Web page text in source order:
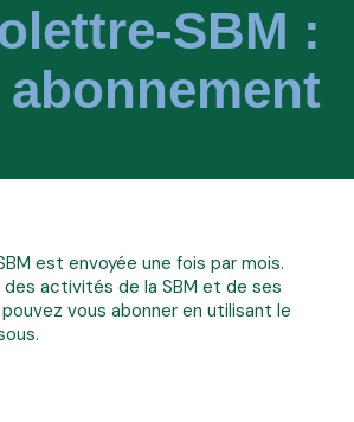
SBM :
abonnement
est envoyée une fois par mois.
activités de la SBM et de ses
vous abonner en utilisant le